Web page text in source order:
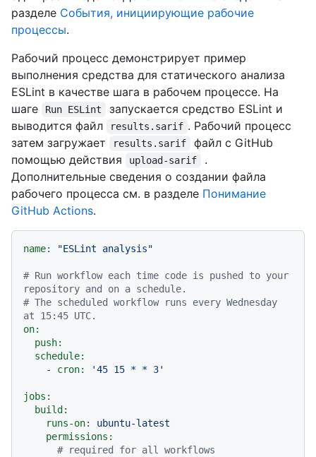
разделе События, инициирующие рабочие
процессы.
Рабочий процесс демонстрирует пример
выполнения средства для статического анализа
ESLint в качестве шага в рабочем процессе. На
шаге
Run ESLint
запускается средство ESLint и
выводится файл
results.sarif . Рабочий процесс
затем загружает
results.sarif
файл с GitHub
помощью действия
upload-sarif
.
Дополнительные сведения о создании файла
рабочего процесса см. в разделе Понимание
GitHub Actions.
name: "ESLint analysis"
# Run workflow each time code is pushed to your
repository and on a schedule.
# The scheduled workflow runs every Wednesday
at 15:45 UTC.
on:
push:
schedule:
-
cron: '45 15 * * 3'
jobs:
build:
runs-on:
ubuntu-latest
permissions:
# required for all workflows